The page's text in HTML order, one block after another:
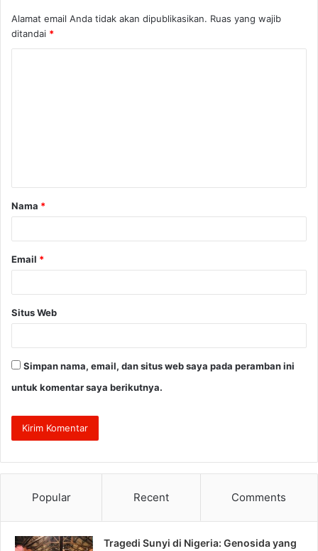
Alamat email Anda tidak akan dipublikasikan. Ruas yang wajib
ditandai *
a
r
Nama *
Email *
Situs Web
Simpan nama, email, dan situs web saya pada peramban ini
untuk komentar saya berikutnya.
Popular Recent Comments
Tragedi Sunyi di Nigeria: Genosida yang